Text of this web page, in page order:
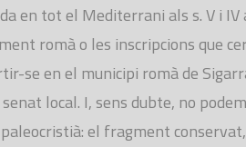
en tot el Mediterrani als s. V i IV
romà o les inscripcions que
se en el municipi romà de
local. I, sens dubte, no
paleocristià: el fragment